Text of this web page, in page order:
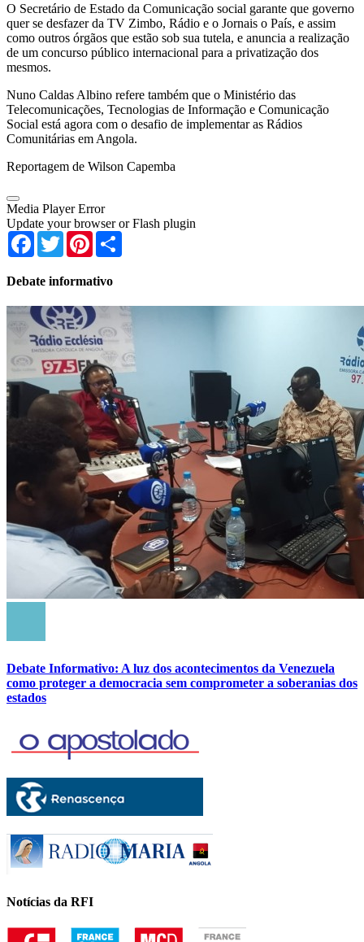
O Secretário de Estado da Comunicação social garante que governo
quer se desfazer da TV Zimbo, Rádio e o Jornais o País, e assim
como outros órgãos que estão sob sua tutela, e anuncia a realização
de um concurso público internacional para a privatização dos
mesmos.
Nuno Caldas Albino refere também que o Ministério das
Telecomunicações, Tecnologias de Informação e Comunicação
Social está agora com o desafio de implementar as Rádios
Comunitárias em Angola.
Reportagem de Wilson Capemba
Media Player Error
Update your browser or Flash plugin
Facebook
TwitterPinterest
Debate informativo
Debate Informativo: A luz dos acontecimentos da Venezuela
como proteger a democracia sem comprometer a soberanias dos
estados
Notícias da RFI